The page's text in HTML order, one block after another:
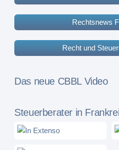
Rechtsnews
Recht und
Das neue CBBL Video
Steuerberater in